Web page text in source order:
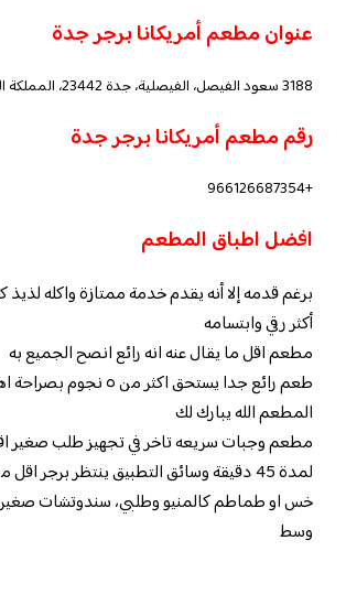
عنوان مطعم أمريكانا برجر جدة
3188 سعود الفيصل، الفيصلية، جدة 23442، المملكة العربية السعودية
رقم مطعم أمريكانا برجر جدة
+966126687354
افضل اطباق المطعم
برغم قدمه إلا أنه يقدم خدمة ممتازة واكله
أكثر رقي وابتسامه
مطعم اقل ما يقال عنه انه رائع انصح الجميع به
طعم رائع جدا يستحق اكثر من
المطعم الله يبارك لك
لمدة 45 دقيقة وسائق التطبيق ينتظر برجر
خس او طماطم كالمنيو وطلبي، سندوتشات
وسط